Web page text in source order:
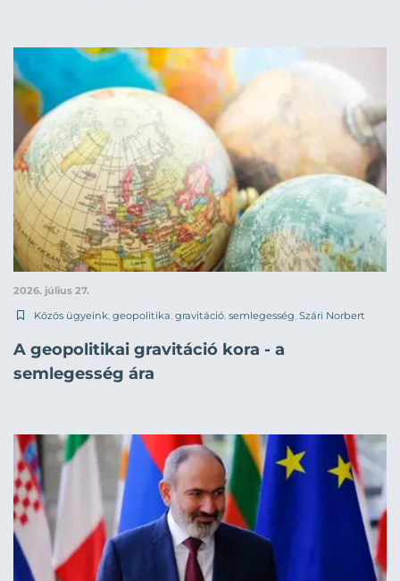
2026. július 27.
Közös ügyeink geopolitika gravitáció semlegesség Szári Norbert
A geopolitikai gravitáció kora - a
semlegesség ára